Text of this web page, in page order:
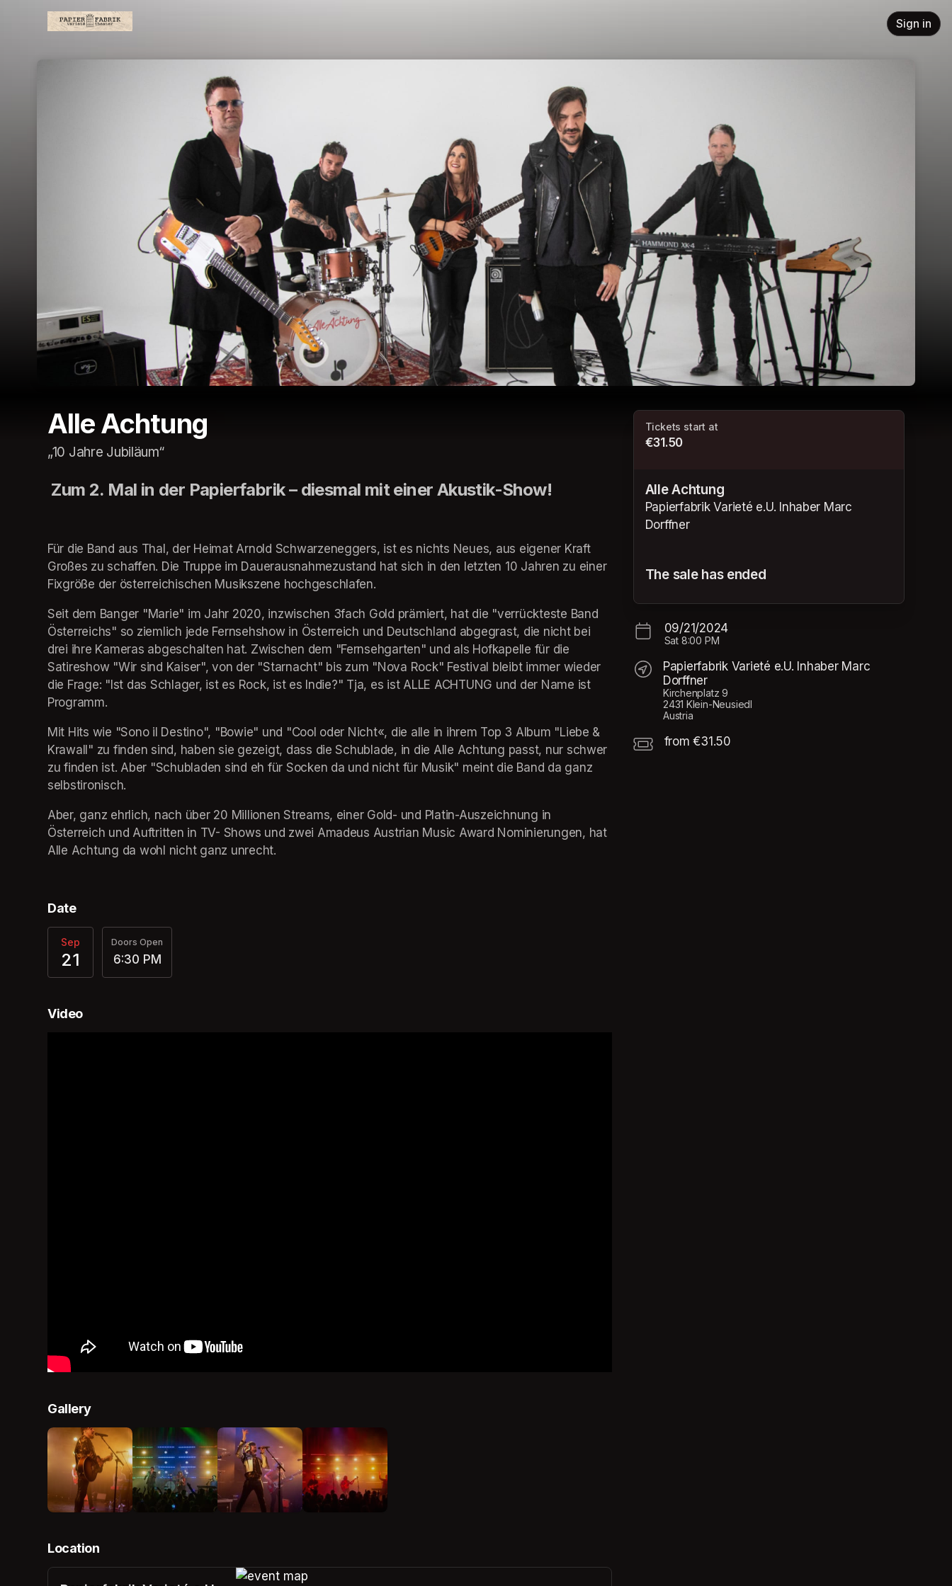
Skip header
Sign in
Alle Achtung
„10 Jahre Jubiläum“
Zum 2. Mal in der Papierfabrik – diesmal mit einer Akustik-Show!
Für die Band aus Thal, der Heimat Arnold Schwarzeneggers, ist es nichts Neues, aus eigener Kraft
Großes zu schaffen. Die Truppe im Dauerausnahmezustand hat sich in den letzten 10 Jahren zu einer
Fixgröße der österreichischen Musikszene hochgeschlafen.
Seit dem Banger "Marie" im Jahr 2020, inzwischen 3fach Gold prämiert, hat die "verrückteste Band
Österreichs" so ziemlich jede Fernsehshow in Österreich und Deutschland abgegrast, die nicht bei
drei ihre Kameras abgeschalten hat. Zwischen dem "Fernsehgarten" und als Hofkapelle für die
Satireshow "Wir sind Kaiser", von der "Starnacht" bis zum "Nova Rock" Festival bleibt immer wieder
die Frage: "Ist das Schlager, ist es Rock, ist es Indie?" Tja, es ist ALLE ACHTUNG und der Name ist
Programm.
Mit Hits wie "Sono il Destino", "Bowie" und "Cool oder Nicht«, die alle in ihrem Top 3 Album "Liebe &
Krawall" zu finden sind, haben sie gezeigt, dass die Schublade, in die Alle Achtung passt, nur schwer
zu finden ist. Aber "Schubladen sind eh für Socken da und nicht für Musik" meint die Band da ganz
selbstironisch.
Aber, ganz ehrlich, nach über 20 Millionen Streams, einer Gold- und Platin-Auszeichnung in
Österreich und Auftritten in TV- Shows und zwei Amadeus Austrian Music Award Nominierungen, hat
Alle Achtung da wohl nicht ganz unrecht.
Date
Sep
21
Doors Open
6:30 PM
Video
Gallery
Location
Tickets start at
€31.50
Alle Achtung
Papierfabrik Varieté e.U. Inhaber Marc
Dorffner
The sale has ended
09/21/2024
Sat 8:00 PM
Papierfabrik Varieté e.U. Inhaber Marc
Dorffner
Kirchenplatz 9
2431 Klein-Neusiedl
Austria
from €31.50